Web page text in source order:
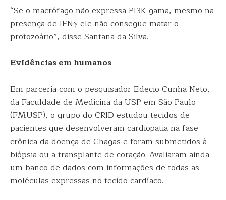
“Se o macrófago não expressa PI3K gama, mesmo na
presença de IFNγ ele não consegue matar o
protozoário”, disse Santana da Silva.
Evidências em humanos
Em parceria com o pesquisador Edecio Cunha Neto,
da Faculdade de Medicina da USP em São Paulo
(FMUSP), o grupo do CRID estudou tecidos de
pacientes que desenvolveram cardiopatia na fase
crônica da doença de Chagas e foram submetidos à
biópsia ou a transplante de coração. Avaliaram ainda
um banco de dados com informações de todas as
moléculas expressas no tecido cardíaco.